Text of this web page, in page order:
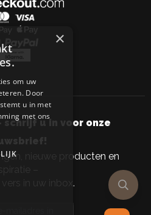
schrijf u in voor onze
nieuwe producten en
–
in uw inbox.
×
om uw
Door
u in met
met ons